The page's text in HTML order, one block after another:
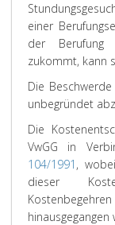
einer
der Berufung
zukommt, kann
Die
unbegründet
Die
VwGG in
104/1991 ,
dieser